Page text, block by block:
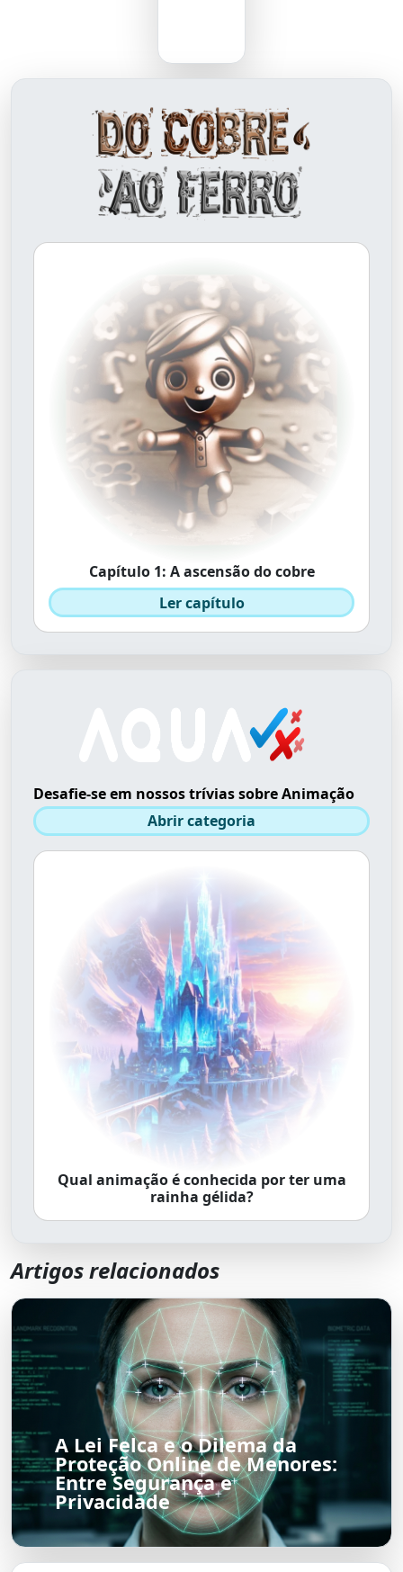
Capítulo 1: A ascensão do cobre
Ler capítulo
Desafie-se em nossos trívias sobre Animação
Abrir categoria
Qual animação é conhecida por ter uma
rainha gélida?
Artigos relacionados
A Lei Felca e o Dilema da
Proteção Online de Menores:
Entre Segurança e
Privacidade